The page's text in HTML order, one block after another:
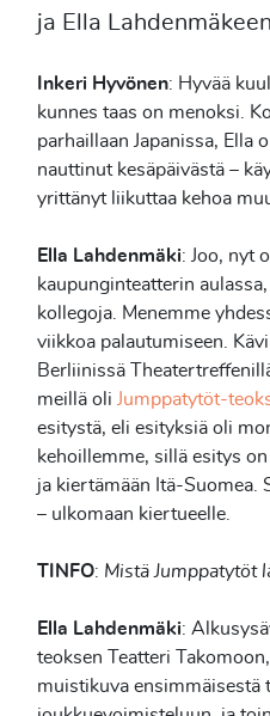
ja Ella
Inkeri Hyvönen: Hyvää
kunnes taas on menoksi.
parhaillaan Japanissa, Ella
nauttinut kesäpäivästä –
yrittänyt liikuttaa kehoa
Ella Lahdenmäki: Joo, nyt
kaupunginteatterin
kollegoja. Menemme
viikkoa palautumiseen.
Berliinissä
meillä oli Jumppatytöt-
esitystä, eli esityksiä oli
kehoillemme, sillä esitys
ja kiertämään Itä-Suomea.
– ulkomaan kiertueelle.
TINFO: Mistä Jumppatytöt
Ella Lahdenmäki:
teoksen Teatteri
muistikuva ensimmäisestä